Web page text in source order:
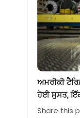
ਅਮਰੀਕੀ
ਹੋਈ ਸੁਸਤ, ਇੱਕ
Share this